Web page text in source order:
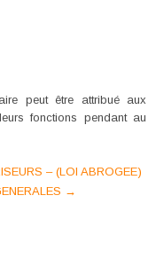
peut être attribué aux
fonctions pendant au
– (LOI ABROGEE)
→